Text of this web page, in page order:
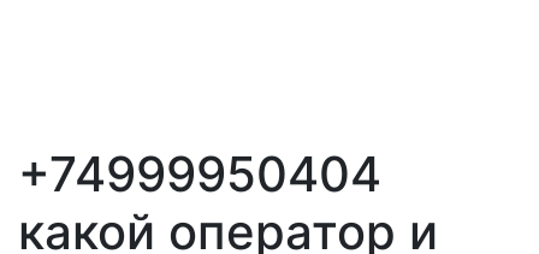
+74999950404
какой оператор и